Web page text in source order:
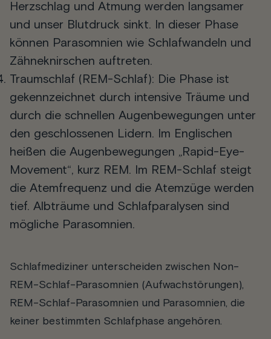
Herzschlag und Atmung werden langsamer
und unser Blutdruck sinkt. In dieser Phase
können Parasomnien wie Schlafwandeln und
Zähneknirschen auftreten.
Traumschlaf (REM-Schlaf): Die Phase ist
gekennzeichnet durch intensive Träume und
durch die schnellen Augenbewegungen unter
den geschlossenen Lidern. Im Englischen
heißen die Augenbewegungen „Rapid-Eye-
Movement“, kurz REM. Im REM-Schlaf steigt
die Atemfrequenz und die Atemzüge werden
tief. Albträume und Schlafparalysen sind
mögliche Parasomnien.
Schlafmediziner unterscheiden zwischen Non-
REM-Schlaf-Parasomnien (Aufwachstörungen),
REM-Schlaf-Parasomnien und Parasomnien, die
keiner bestimmten Schlafphase angehören.